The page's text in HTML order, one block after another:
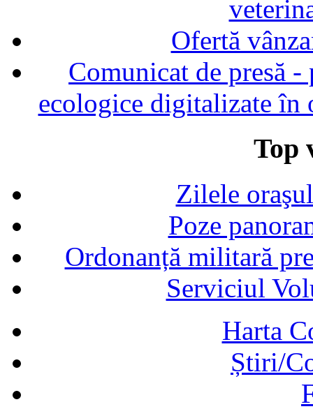
Ofertă
Comunicat de presă
ecologice digitalizate în
Top
Zilele
Poze
Ordonanță militară
Serviciul
Harta
Știri/